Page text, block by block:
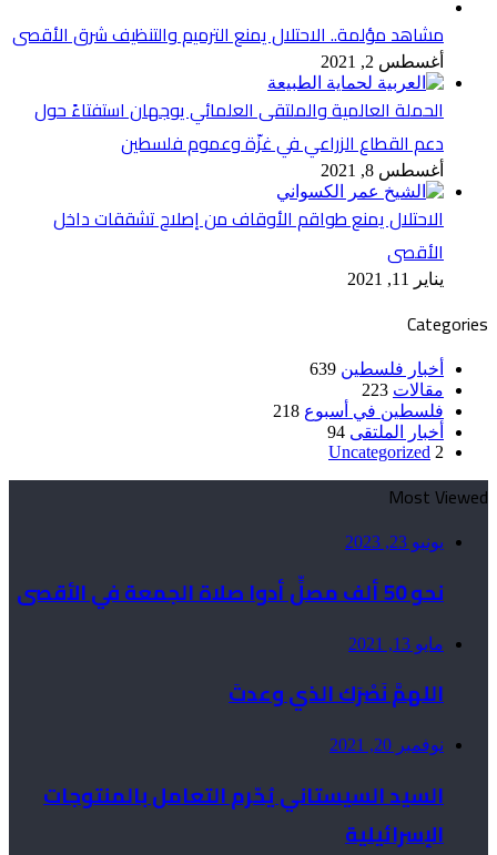
مشاهد مؤلمة.. الاحتلال يمنع الترميم والتنظيف شرق الأقصى
أغسطس 2, 2021
الحملة العالمية والملتقى العلمائي يوجهان استفتاءً حول
دعم القطاع الزراعي في غزّة وعموم فلسطين
أغسطس 8, 2021
الاحتلال يمنع طواقم الأوقاف من إصلاح تشققات داخل
الأقصى
يناير 11, 2021
Categories
أخبار فلسطين 639
مقالات 223
فلسطين في أسبوع 218
أخبار الملتقى 94
Uncategorized 2
Most Viewed
يونيو 23, 2023
نحو 50 ألف مصلٍّ أدوا صلاة الجمعة في الأقصى
مايو 13, 2021
اللهمَّ نَصْرَك الذي وعدتَ
نوفمبر 20, 2021
السيد السيستاني يُحّرم التعامل بالمنتوجات
الإسرائيلية